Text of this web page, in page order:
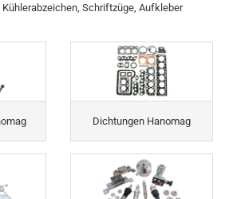
Schriftzüge, Aufkleber
Dichtungen Hanomag